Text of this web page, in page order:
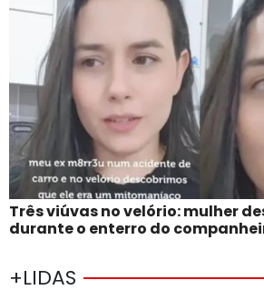
Três viúvas no velório: mulher
durante o enterro do
+LIDAS